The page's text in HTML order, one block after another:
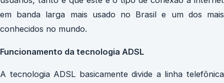
em banda larga mais usado no Brasil e um dos mais
conhecidos no mundo.
Funcionamento da tecnologia ADSL
A tecnologia ADSL basicamente divide a linha telefônica